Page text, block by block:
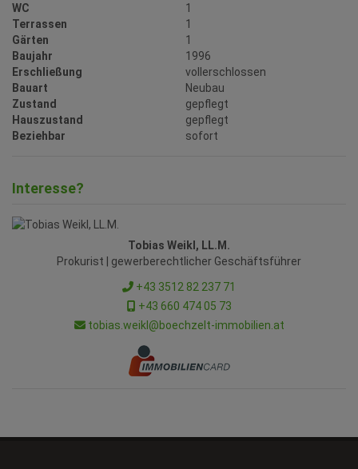
WC
1
Terrassen
1
Gärten
1
Baujahr
1996
Erschließung
vollerschlossen
Bauart
Neubau
Zustand
gepflegt
Hauszustand
gepflegt
Beziehbar
sofort
Interesse?
Tobias Weikl, LL.M.
Prokurist | gewerberechtlicher Geschäftsführer
+43 3512 82 237 71
+43 660 474 05 73
tobias.weikl@boechzelt-immobilien.at